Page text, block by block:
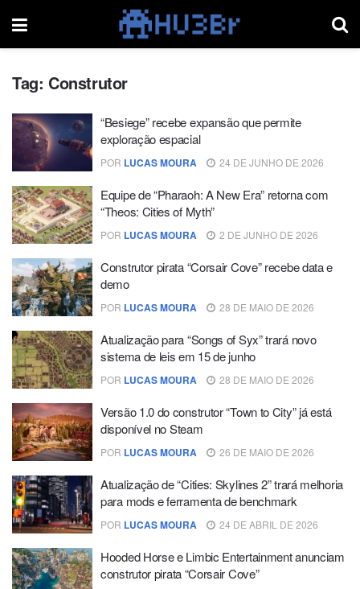
Tag: Construtor
“Besiege” recebe expansão que permite
exploração espacial
POR LUCAS MOURA 24 DE JUNHO DE 2026
Equipe de “Pharaoh: A New Era” retorna com
“Theos: Cities of Myth”
POR LUCAS MOURA 2 DE JUNHO DE 2026
Construtor pirata “Corsair Cove” recebe data e
demo
POR LUCAS MOURA 28 DE MAIO DE 2026
Atualização para “Songs of Syx” trará novo
sistema de leis em 15 de junho
POR LUCAS MOURA 28 DE MAIO DE 2026
Versão 1.0 do construtor “Town to City” já está
disponível no Steam
POR LUCAS MOURA 26 DE MAIO DE 2026
Atualização de “Cities: Skylines 2” trará melhoria
para mods e ferramenta de benchmark
POR LUCAS MOURA 24 DE ABRIL DE 2026
Hooded Horse e Limbic Entertainment anunciam
construtor pirata “Corsair Cove”